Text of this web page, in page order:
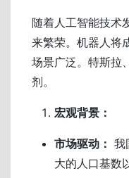
随着人工智能技术
来繁荣。机器人将
场景广泛。特斯拉
剂。
宏观背景：
市场驱动： 我
大的人口基数